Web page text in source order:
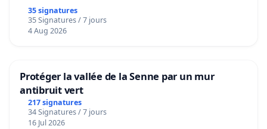
35 signatures
35 Signatures / 7 jours
4 Aug 2026
Protéger la vallée de la Senne par un mur
antibruit vert
217 signatures
34 Signatures / 7 jours
16 Jul 2026